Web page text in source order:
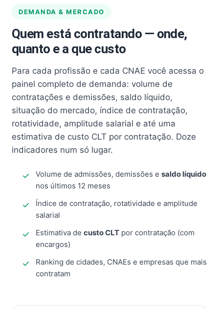
DEMANDA & MERCADO
Quem está contratando — onde,
quanto e a que custo
Para cada profissão e cada CNAE você acessa o
painel completo de demanda: volume de
contratações e demissões, saldo líquido,
situação do mercado, índice de contratação,
rotatividade, amplitude salarial e até uma
estimativa de custo CLT por contratação. Doze
indicadores num só lugar.
Volume de admissões, demissões e saldo líquido
nos últimos 12 meses
Índice de contratação, rotatividade e amplitude
salarial
Estimativa de custo CLT por contratação (com
encargos)
Ranking de cidades, CNAEs e empresas que mais
contratam